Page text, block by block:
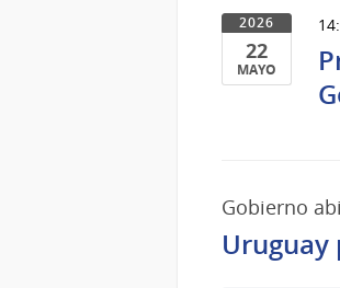
2026
22
MAYO
2026
Gobierno
Uruguay